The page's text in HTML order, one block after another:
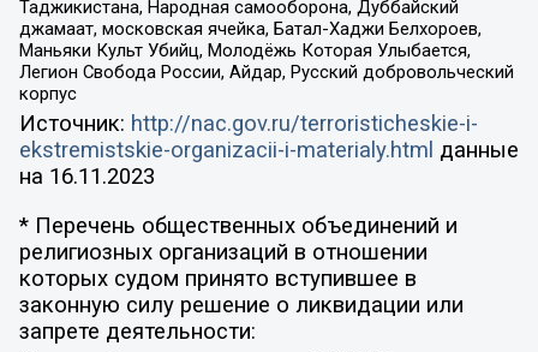
Таджикистана, Народная самооборона, Дуббайский
джамаат, московская ячейка, Батал-Хаджи Белхороев,
Маньяки Культ Убийц, Молодёжь Которая Улыбается,
Легион Свобода России, Айдар, Русский добровольческий
корпус
Источник: http://nac.gov.ru/terroristicheskie-i-
ekstremistskie-organizacii-i-materialy.html данные
на 16.11.2023
* Перечень общественных объединений и
религиозных организаций в отношении
которых судом принято вступившее в
законную силу решение о ликвидации или
запрете деятельности: